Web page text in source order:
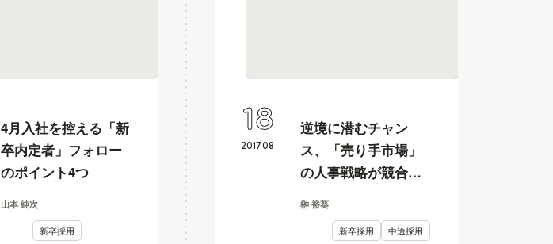
4月入社を控える「新
卒内定者」フォロー
のポイント4つ
山本 純次
新卒採用
逆境に潜むチャン
ス、「売り手市場」
の人事戦略が競合優
榊 裕葵
新卒採用 中途採用
2017.08
18